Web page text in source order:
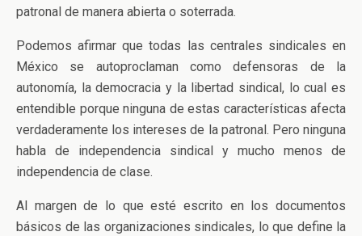
patronal de manera abierta o soterrada.
Podemos afirmar que todas las centrales sindicales en
México se autoproclaman como defensoras de la
autonomía, la democracia y la libertad sindical, lo cual es
entendible porque ninguna de estas características afecta
verdaderamente los intereses de la patronal. Pero ninguna
habla de independencia sindical y mucho menos de
independencia de clase.
Al margen de lo que esté escrito en los documentos
básicos de las organizaciones sindicales, lo que define la